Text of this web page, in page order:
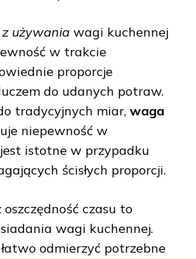
używania wagi kuchennej
w trakcie
proporcje
do udanych potraw.
tradycyjnych miar, waga
niepewność w
istotne w przypadku
ścisłych proporcji.
oszczędność czasu to
wagi kuchennej.
odmierzyć potrzebne